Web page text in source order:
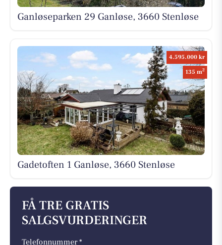
Ganløseparken 29 Ganløse, 3660 Stenløse
4.595.000 kr
135 m2
Gadetoften 1 Ganløse, 3660 Stenløse
FÅ TRE GRATIS
SALGSVURDERINGER
Telefonnummer *